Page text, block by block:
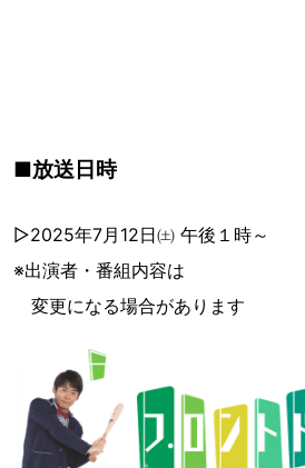
■放送日時
▷2025年7月12日㈯ 午後１時～
※出演者・番組内容は
変更になる場合があります